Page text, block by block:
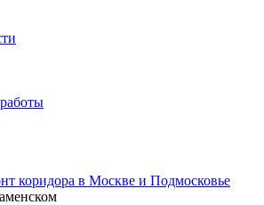
коридора в Москве и Подмосковье